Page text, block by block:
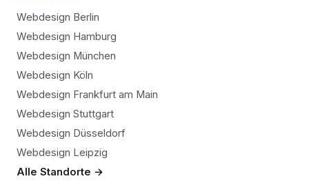
Webdesign Berlin
Webdesign Hamburg
Webdesign München
Webdesign Köln
Webdesign Frankfurt am Main
Webdesign Stuttgart
Webdesign Düsseldorf
Webdesign Leipzig
Alle Standorte →